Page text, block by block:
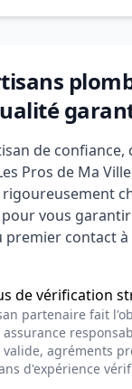
de confiance,
Pros de Ma
vous
premier contact
de vérification
partenaire fait
valide, agréments
d'expérience